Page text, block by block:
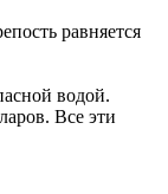
равняется
водой.
Все эти